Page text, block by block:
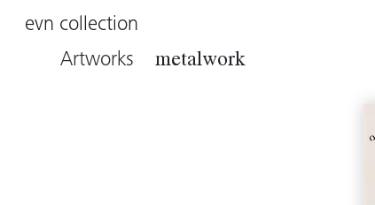
evn collection
Artworks metalwork